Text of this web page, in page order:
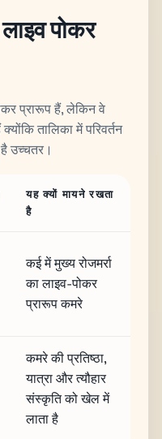
पोकर
प्रारूप हैं, लेकिन वे
तालिका में परिवर्तन
है उच्चतर।
यह क्यों मायने रखता
है
कई में मुख्य रोजमर्रा
का लाइव-पोकर
प्रारूप कमरे
कमरे की प्रतिष्ठा,
यात्रा और त्यौहार
संस्कृति को खेल में
लाता है